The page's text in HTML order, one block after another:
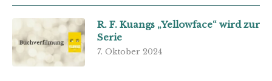
R. F. Kuangs „Yellowface“ wird zur
Serie
7. Oktober 2024